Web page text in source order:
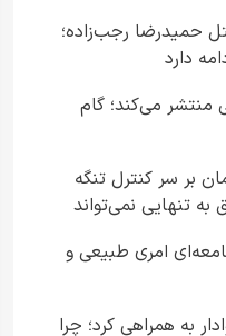
قتل حمیدرضا رجب‌زاده؛
دارد
منتشر می‌کند؛ گام
بر سر کنترل تنگه
به تنهایی نمی‌تواند
امری طبیعی و
به همراهی کرد؛ چرا